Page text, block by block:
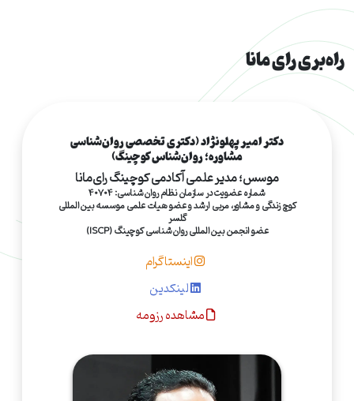
راه‌بری رای مانا
دکتر امیر پهلونژاد (دکتری تخصصی روان‌شناسی
مشاوره؛ روان‌شناس کوچینگ)
موسس؛ مدیر علمی آکادمی کوچینگ رای‌مانا
شماره عضویت در سازمان نظام روان‌شناسی: 40704
کوچ زندگی و مشاور، مربی ارشد و عضو هیات علمی موسسه بین‌المللی
گلسر
عضو انجمن بین‌المللی روان‌شناسی کوچینگ (ISCP)
اینستاگرام
لینکدین
مشاهده رزومه